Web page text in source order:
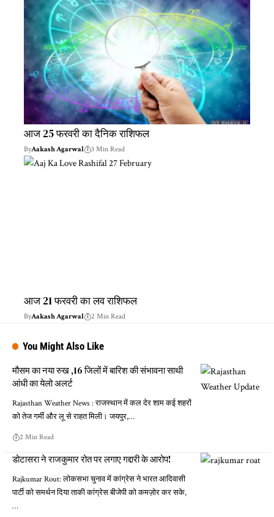
आज 25 फरवरी का दैनिक राशिफल
ByAakash Agarwal 3 Min Read
आज 21 फरवरी का लव राशिफल
ByAakash Agarwal 2 Min Read
You Might Also Like
मौसम का नया रुख ,16 जिलों में बारिश की संभावना साथी
आंधी का येलो अलर्ट
Rajasthan Weather News : राजस्थान में कल देर शाम कई शहरों
को तेज गर्मी और लू से राहत मिली। जयपुर,…
2 Min Read
डोटासरा ने राजकुमार रोत पर लगाए गद्दारी के आरोप!
Rajkumar Rout: लोकसभा चुनाव में कांग्रेस ने भारत आदिवासी
पार्टी को समर्थन दिया ताकी कांग्रेस बीजेपी को कमज़ोर कर सके,
…